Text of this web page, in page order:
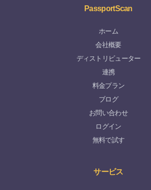
PassportScan
ホーム
会社概要
ディストリビューター
連携
料金プラン
ブログ
お問い合わせ
ログイン
無料で試す
サービス